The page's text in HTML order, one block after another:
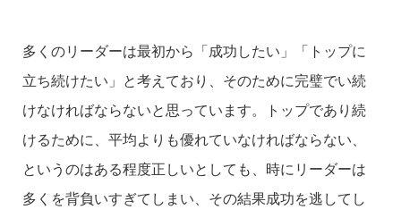
多くのリーダーは最初から「成功したい」「トップに
立ち続けたい」と考えており、そのために完璧でい続
けなければならないと思っています。トップであり続
けるために、平均よりも優れていなければならない、
というのはある程度正しいとしても、時にリーダーは
多くを背負いすぎてしまい、その結果成功を逃してし